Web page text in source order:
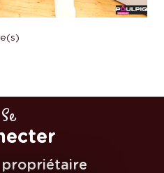
Se
propriétaire